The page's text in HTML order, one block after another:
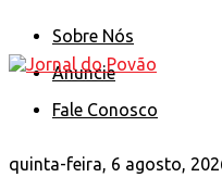
Sobre Nós
Anuncie
Fale Conosco
quinta-feira, 6 agosto,